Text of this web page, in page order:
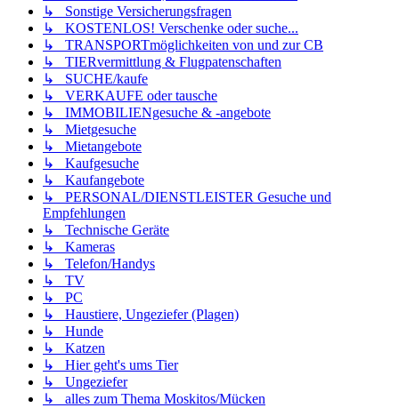
↳ Sonstige Versicherungsfragen
↳ KOSTENLOS! Verschenke oder suche...
↳ TRANSPORTmöglichkeiten von und zur CB
↳ TIERvermittlung & Flugpatenschaften
↳ SUCHE/kaufe
↳ VERKAUFE oder tausche
↳ IMMOBILIENgesuche & -angebote
↳ Mietgesuche
↳ Mietangebote
↳ Kaufgesuche
↳ Kaufangebote
↳ PERSONAL/DIENSTLEISTER Gesuche und
Empfehlungen
↳ Technische Geräte
↳ Kameras
↳ Telefon/Handys
↳ TV
↳ PC
↳ Haustiere, Ungeziefer (Plagen)
↳ Hunde
↳ Katzen
↳ Hier geht's ums Tier
↳ Ungeziefer
↳ alles zum Thema Moskitos/Mücken